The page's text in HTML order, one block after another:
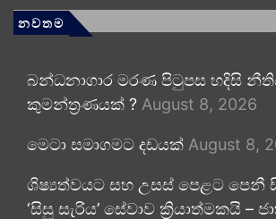
නවතම
බන්ධනාගාර මරණ පිටුපස හදිසි
කුමන්ත්‍රණයක් ? August 8, 2026
මෙටා සමාගමට දඩයක් August 8,
ශිෂ්‍යත්වයට සහ උසස් පෙළට පෙනී
‘සිසු සැරිය’ සේවාව ක්‍රියාත්මකයි –